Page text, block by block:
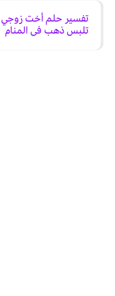
تفسير حلم أخت زوجي
تلبس ذهب في المنام